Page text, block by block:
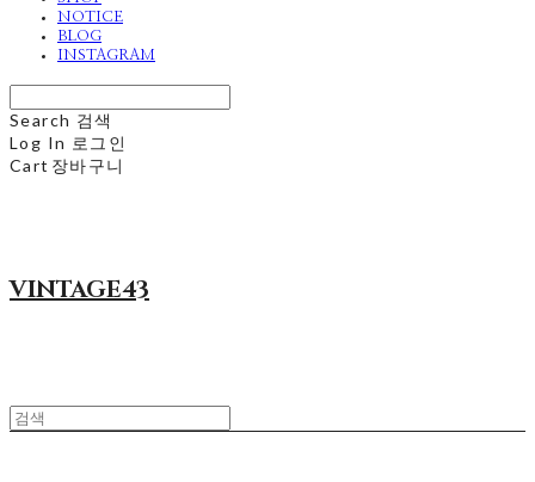
NOTICE
BLOG
INSTAGRAM
Search 검색
Log In 로그인
Cart 장바구니
VINTAGE43